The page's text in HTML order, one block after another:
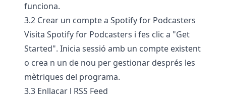
funciona.
3.2 Crear un compte a Spotify for Podcasters
Visita Spotify for Podcasters i fes clic a "Get
Started". Inicia sessió amb un compte existent
o crea n un de nou per gestionar després les
mètriques del programa.
3.3 Enllaçar l RSS Feed